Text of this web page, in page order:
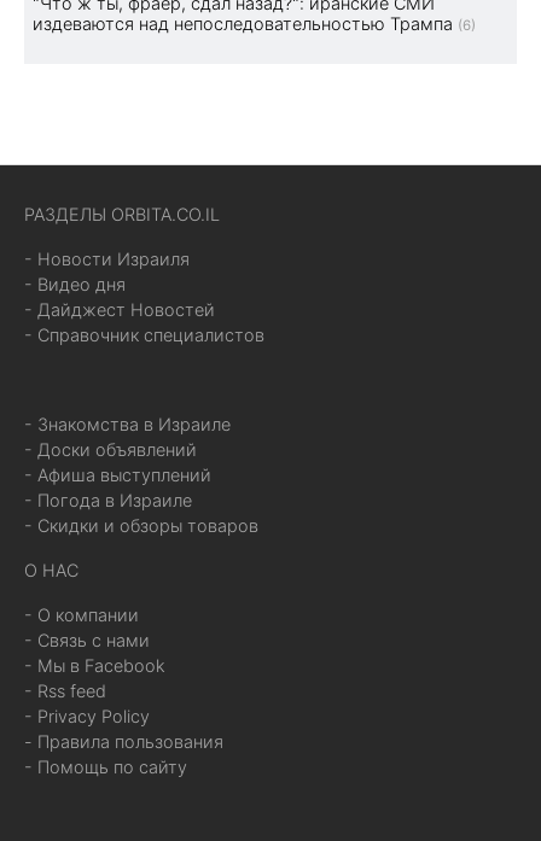
издеваются над непоследовательностью Трампа (6)
РАЗДЕЛЫ ORBITA.CO.IL
- Новости Израиля
- Видео дня
- Дайджест Новостей
- Справочник специалистов
- Знакомства в Израиле
- Доски объявлений
- Афиша выступлений
- Погода в Израиле
- Скидки и обзоры товаров
О НАС
- О компании
- Связь с нами
- Мы в Facebook
- Rss feed
- Privacy Policy
- Правила пользования
- Помощь по сайту